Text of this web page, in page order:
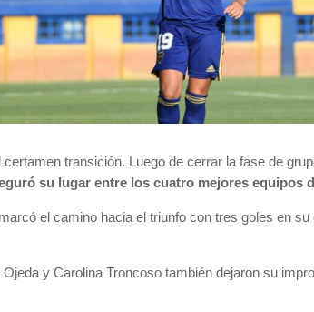
transición. Luego de cerrar la fase de
su lugar entre los cuatro mejores equipos
el camino hacia el triunfo con tres goles en
y Carolina Troncoso también dejaron su